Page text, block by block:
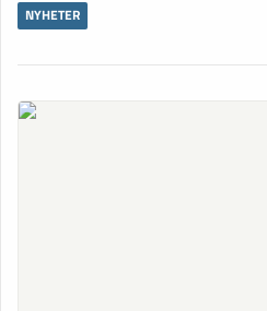
NYHETER